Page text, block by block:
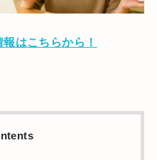
はこちらから！